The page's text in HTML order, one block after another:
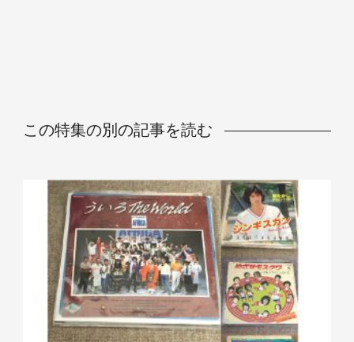
この特集の別の記事を読む